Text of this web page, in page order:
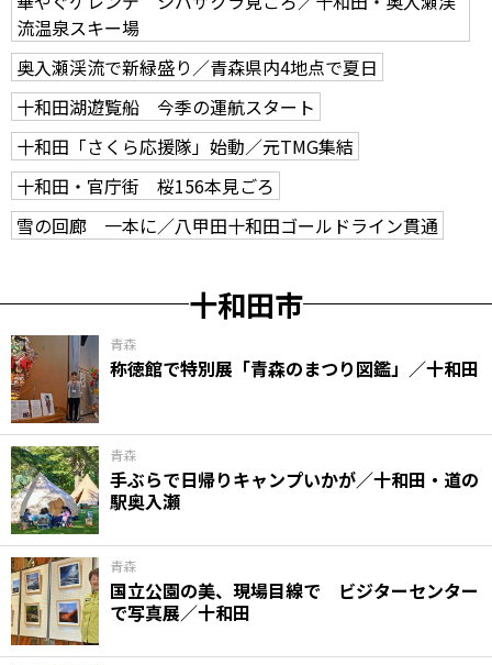
流温泉スキー場
奥入瀬渓流で新緑盛り／青森県内4地点で夏日
十和田湖遊覧船 今季の運航スタート
十和田「さくら応援隊」始動／元TMG集結
十和田・官庁街 桜156本見ごろ
雪の回廊 一本に／八甲田十和田ゴールドライン貫通
十和田市
青森
称徳館で特別展「青森のまつり図鑑」／十和田
青森
手ぶらで日帰りキャンプいかが／十和田・道の
駅奥入瀬
青森
国立公園の美、現場目線で ビジターセンター
で写真展／十和田